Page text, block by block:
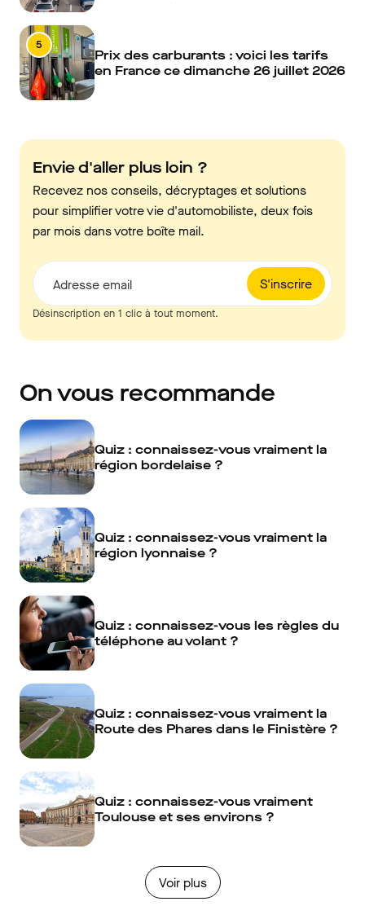
5
Prix des carburants : voici les tarifs
en France ce dimanche 26 juillet 2026
Envie d'aller plus loin ?
Recevez nos conseils, décryptages et solutions
pour simplifier votre vie d'automobiliste, deux fois
par mois dans votre boîte mail.
S'inscrire
Adresse email
Désinscription en 1 clic à tout moment.
On vous recommande
Quiz : connaissez-vous vraiment la
région bordelaise ?
Quiz : connaissez-vous vraiment la
région lyonnaise ?
Quiz : connaissez-vous les règles du
téléphone au volant ?
Quiz : connaissez-vous vraiment la
Route des Phares dans le Finistère ?
Quiz : connaissez-vous vraiment
Toulouse et ses environs ?
Voir plus